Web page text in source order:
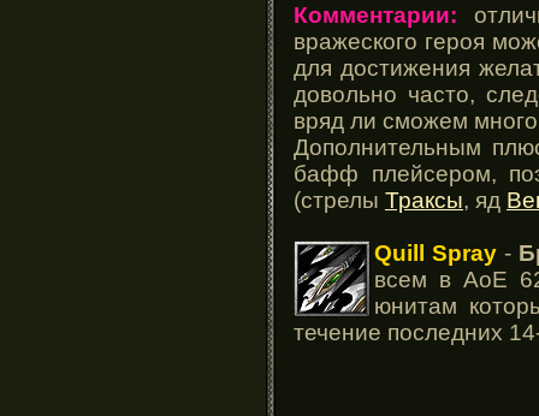
Комментарии:
вражеского героя
для достижения
довольно часто,
вряд ли сможем
Дополнительным
бафф плейсером,
(стрелы Траксы, яд
Quill Spray -
всем в АоЕ
юнитам
течение последних